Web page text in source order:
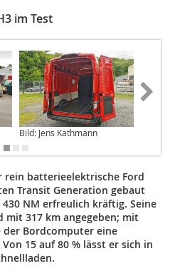
im Test
Bild: Jens Kathmann
rein batterieelektrische Ford
Transit Generation gebaut
NM erfreulich kräftig. Seine
mit 317 km angegeben; mit
der Bordcomputer eine
15 auf 80 % lässt er sich in